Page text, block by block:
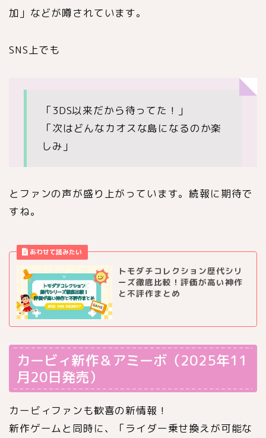
加」などが噂されています。
SNS上でも
「3DS以来だから待ってた！」
「次はどんなカオスな島になるのか楽
しみ」
とファンの声が盛り上がっています。続報に期待で
すね。
トモダチコレクション歴代シリ
ーズ徹底比較！評価が高い神作
と不評作まとめ
カービィ新作＆アミーボ（2025年11
月20日発売）
カービィファンも歓喜の新情報！
新作ゲームと同時に、「ライダー乗せ換えが可能な